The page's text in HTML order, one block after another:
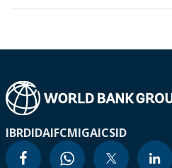
IBRDIDAIFCMIGAICSID